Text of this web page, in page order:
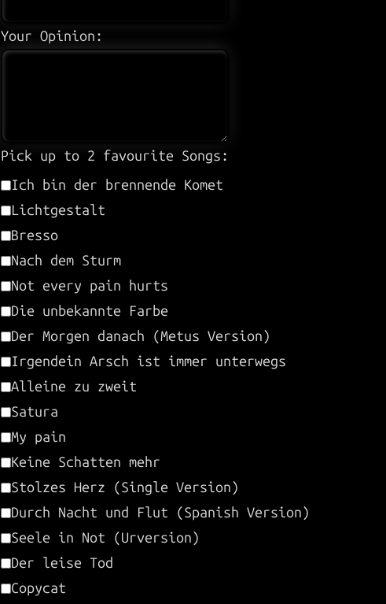
Your Opinion:
Pick up to 2 favourite Songs:
Ich bin der brennende Komet
Lichtgestalt
Bresso
Nach dem Sturm
Not every pain hurts
Die unbekannte Farbe
Der Morgen danach (Metus Version)
Irgendein Arsch ist immer unterwegs
Alleine zu zweit
Satura
My pain
Keine Schatten mehr
Stolzes Herz (Single Version)
Durch Nacht und Flut (Spanish Version)
Seele in Not (Urversion)
Der leise Tod
Copycat